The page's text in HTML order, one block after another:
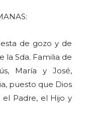
de gozo y de
la Sda. Familia de
María y José,
puesto que Dios
el Padre, el Hijo y